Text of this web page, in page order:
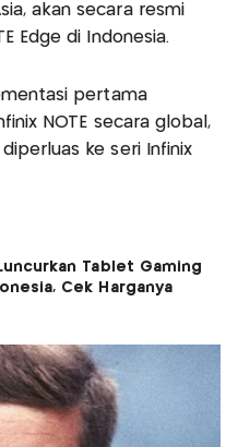
akan secara resmi
Edge di Indonesia.
pertama
NOTE secara global,
ke seri Infinix
Tablet Gaming
Cek Harganya